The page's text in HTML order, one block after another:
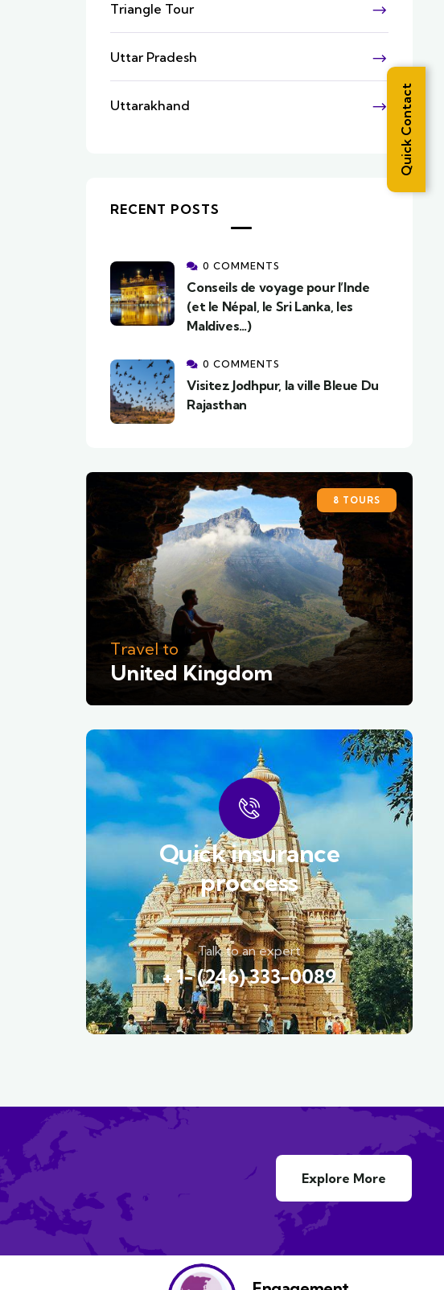
Triangle Tour
Uttar Pradesh
Uttarakhand
RECENT POSTS
0 COMMENTS
Conseils de voyage pour l’Inde
(et le Népal, le Sri Lanka, les
Maldives…)
0 COMMENTS
Visitez Jodhpur, la ville Bleue Du
Rajasthan
8 TOURS
Travel to
United Kingdom
Quick insurance
proccess
Talk to an expert
+ 1- (246) 333-0089
Explore More
Quick Contact